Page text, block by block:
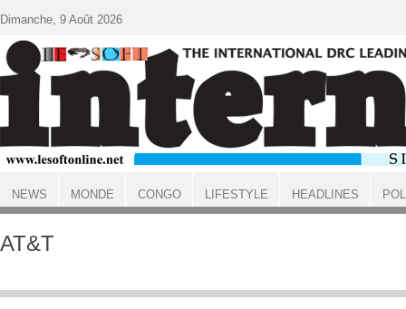
ACCUEIL
AT&T
Dimanche, 9 Août 2026
NEWS MONDE CONGO LIFESTYLE HEADLINES